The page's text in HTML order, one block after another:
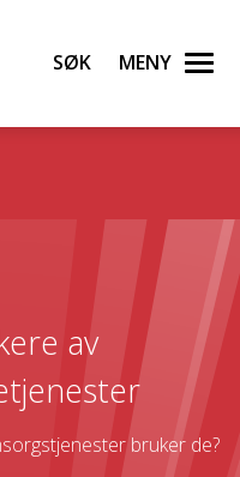
Søk Meny
av
bruker de?